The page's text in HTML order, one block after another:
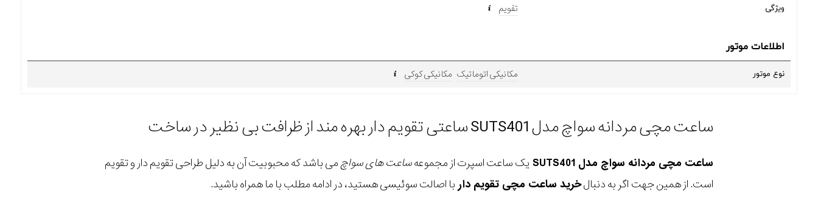
ویژگی تقویم
اطلاعات موتور
نوع موتور مکانیکی اتوماتیک مکانیکی کوکی
ساعت مچی مردانه سواچ مدل SUTS401 ساعتی تقویم دار بهره مند از ظرافت بی نظیر در ساخت
ساعت مچی مردانه سواچ مدل SUTS401 یک ساعت اسپرت از مجموعهساعت های سواچمی باشد که محبوبیت آن به دلیل طراحی تقویم دار و تقویم
است. از همین جهت اگر به دنبالخرید ساعت مچی تقویم دار با اصالت سوئیسی هستید، در ادامه مطلب با ما همراه باشید.